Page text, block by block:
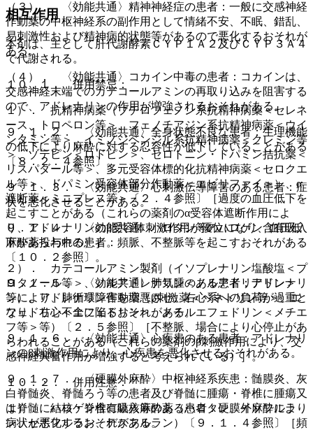
相互作用
本剤は、主として肝代謝酵素ＣＹＰ１Ａ２及びＣＹＰ３Ａ４
で代謝される。
１０．１． 併用禁忌：
１）． 抗精神病薬（ブチロフェノン系抗精神病薬＜セレネ
ース、トロペロン等＞、フェノチアジン系抗精神病薬＜ウイ
ンタミン等＞、イミノジベンジル系抗精神病薬＜クレミン等
＞、ゾテピン＜ロドピン＞、セロトニン・ドパミン拮抗薬＜
リスパダール等＞、多元受容体標的化抗精神病薬＜セロクエ
ル等＞、ドパミン受容体部分作動薬＜エビリファイ＞）、α
遮断薬＜ミニプレス等＞〔２．４参照〕［過度の血圧低下を
起こすことがある（これらの薬剤のα受容体遮断作用によ
り、アドレナリンのβ受容体刺激作用が優位になり、血圧低
下があらわれる）］。
２）． カテコールアミン製剤（イソプレナリン塩酸塩＜プ
ロタノール等＞、ノルアドレナリン＜ノルアドリナリン＞
等）、アドレナリン作動薬（β刺激薬＜ベネトリン等＞、エ
フェドリン＜エフェドリン＞、メチルエフェドリン＜メチエ
フ等＞等）〔２．５参照〕［不整脈、場合により心停止があ
らわれることがある（これらの薬剤のβ刺激作用により、交
感神経興奮作用が増強すると考えられている）］。
１０．２． 併用注意：
１）． ハロゲン含有吸入麻酔薬（ハロタン、イソフルラ
ン、セボフルラン、デスフルラン）〔９．１．４参照〕［頻
（３）． 〈効能共通〉精神神経症の患者：一般に交感神経
作動薬の中枢神経系の副作用として情緒不安、不眠、錯乱、
易刺激性および精神病的状態等があるので悪化するおそれが
ある。
（４）． 〈効能共通〉コカイン中毒の患者：コカインは、
交感神経末端でのカテコールアミンの再取り込みを阻害する
ので、アドレナリンの作用が増強されるおそれがある。
９．１．２． 〈効能共通〉全身状態不良な患者：生理機能
の低下により麻酔に対する忍容性が低下していることがある
〔８．２．４参照〕。
９．１．３． 〈効能共通〉心刺激伝導障害のある患者：症
状を悪化させることがある。
９．１．４． 〈効能共通〉ハロタン等のハロゲン含有吸入
麻酔薬投与中の患者：頻脈、不整脈等を起こすおそれがある
〔１０．２参照〕。
９．１．５． 〈効能共通〉肺気腫のある患者：アドレナリ
ンにより、肺循環障害を増悪させ、右心系への負荷が過重と
なり、右心不全に陥るおそれがある。
９．１．６． 〈効能共通〉心疾患のある患者：アドレナリ
ンのβ刺激作用により、心疾患を悪化させるおそれがある。
９．１．７． 〈硬膜外麻酔〉中枢神経系疾患：髄膜炎、灰
白脊髄炎、脊髄ろう等の患者及び脊髄に腫瘍・脊椎に腫瘍又
は脊髄に結核・脊椎に結核等のある患者：硬膜外麻酔により
病状が悪化するおそれがある。